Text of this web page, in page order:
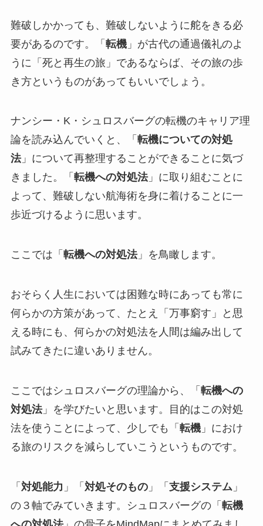
難破しかかっても、難破しないように舵をきる必
要があるのです。「 転機」が古代の通過儀礼のよ
うに「死と再生の旅」であるならば、その旅の歩
き方というものがあってもいいでしょう。
ナンシー・K・シュロスバーグの転機のキャリア理
論を読み込んでいくと、「 転機についての対処
法」について再整理することができることに気づ
きました。「 転機への対処法」に取り組むことに
よって、難破しない航海術を身に着けることに一
歩近づけるように思います。
ここでは「 転機への対処法」を鳥瞰します。
おそらく人生においては困難な時にあっても常に
何らかの方策があって、たとえ「万事窮す」と思
える時にも、何らかの対処法を人間は編み出して
試みてきたに違いありません。
ここではシュロスバーグの理論から、「 転機への
対処法」を学びたいと思います。目的はこの対処
法を使うことによって、少しでも「 転機」におけ
る旅のリスクを減らしていこうというものです。
「 対処能力 」「 対処そのもの」「 支援システム 」
の３軸でみていきます。シュロスバーグの「 転機